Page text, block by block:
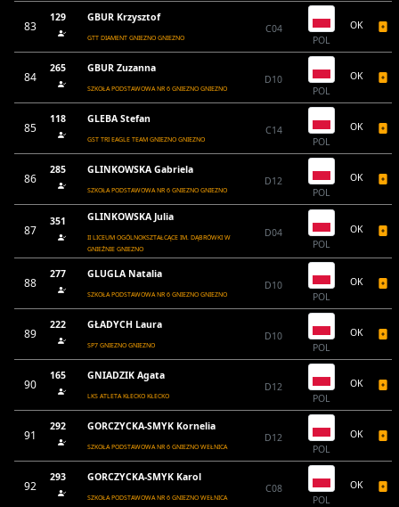
83
129 GBUR Krzysztof
GTT DIAMENT GNIEZNO GNIEZNO
C04
POL
OK
84
265 GBUR Zuzanna
SZKOŁA PODSTAWOWA NR 6 GNIEZNO GNIEZNO
D10
POL
OK
85
118 GLEBA Stefan
GST TRI EAGLE TEAM GNIEZNO GNIEZNO
C14
POL
OK
86
285 GLINKOWSKA Gabriela
SZKOŁA PODSTAWOWA NR 6 GNIEZNO GNIEZNO
D12
POL
OK
87
351 GLINKOWSKA Julia
II LICEUM OGÓLNOKSZTAŁCĄCE IM. DĄBRÓWKI W
GNIEŹNIE GNIEZNO
D04
POL
OK
88
277 GLUGLA Natalia
SZKOŁA PODSTAWOWA NR 6 GNIEZNO GNIEZNO
D10
POL
OK
89
222 GŁADYCH Laura
SP7 GNIEZNO GNIEZNO
D10
POL
OK
90
165 GNIADZIK Agata
LKS ATLETA KŁECKO KŁECKO
D12
POL
OK
91
292 GORCZYCKA-SMYK Kornelia
SZKOŁA PODSTAWOWA NR 6 GNIEZNO WEŁNICA
D12
POL
OK
92
293 GORCZYCKA-SMYK Karol
SZKOŁA PODSTAWOWA NR 6 GNIEZNO WEŁNICA
C08
POL
OK